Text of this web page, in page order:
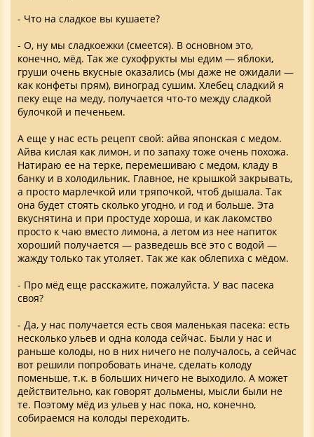
- Что на сладкое вы кушаете?
- О, ну мы сладкоежки (смеется). В основном это,
конечно, мёд. Так же сухофрукты мы едим — яблоки,
груши очень вкусные оказались (мы даже не ожидали —
как конфеты прям), виноград сушим. Хлебец сладкий я
пеку еще на меду, получается что-то между сладкой
булочкой и печеньем.
А еще у нас есть рецепт свой: айва японская с медом.
Айва кислая как лимон, и по запаху тоже очень похожа.
Натираю ее на терке, перемешиваю с медом, кладу в
банку и в холодильник. Главное, не крышкой закрывать,
а просто марлечкой или тряпочкой, чтоб дышала. Так
она будет стоять сколько угодно, и год и больше. Эта
вкуснятина и при простуде хороша, и как лакомство
просто к чаю вместо лимона, а летом из нее напиток
хороший получается — разведешь всё это с водой —
жажду только так утоляет. Так же как облепиха с мёдом.
- Про мёд еще расскажите, пожалуйста. У вас пасека
своя?
- Да, у нас получается есть своя маленькая пасека: есть
несколько ульев и одна колода сейчас. Были у нас и
раньше колоды, но в них ничего не получалось, а сейчас
вот решили попробовать иначе, сделать колоду
поменьше, т.к. в больших ничего не выходило. А может
действительно, как говорят дольмены, мысли были не
те. Поэтому мёд из ульев у нас пока, но, конечно,
собираемся на колоды переходить.